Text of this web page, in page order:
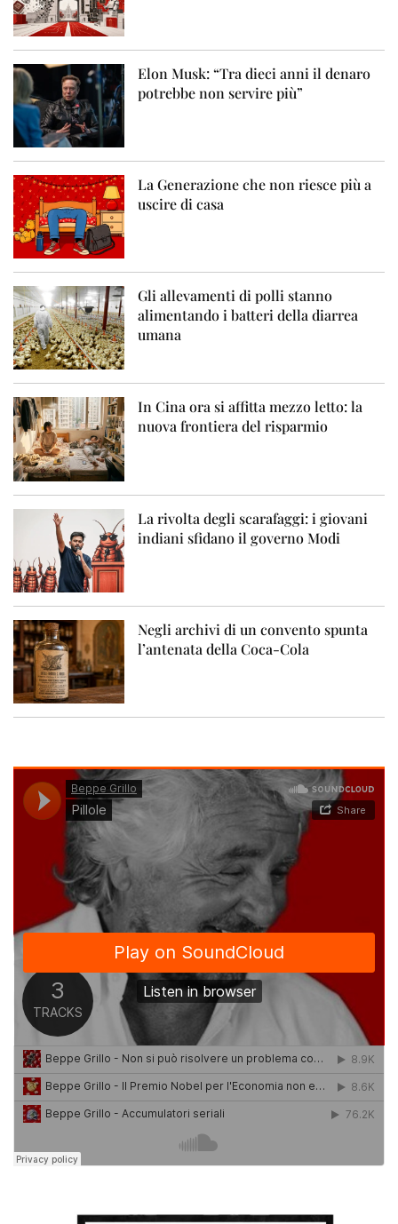
Elon Musk: “Tra dieci anni il denaro
potrebbe non servire più”
La Generazione che non riesce più a
uscire di casa
Gli allevamenti di polli stanno
alimentando i batteri della diarrea
umana
In Cina ora si affitta mezzo letto: la
nuova frontiera del risparmio
La rivolta degli scarafaggi: i giovani
indiani sfidano il governo Modi
Negli archivi di un convento spunta
l’antenata della Coca-Cola